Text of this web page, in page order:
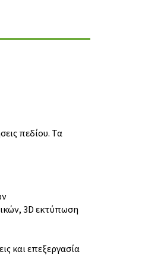
πεδίου. Τα
3D εκτύπωση
και επεξεργασία